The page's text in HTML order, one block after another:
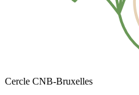
Cercle CNB-Bruxelles